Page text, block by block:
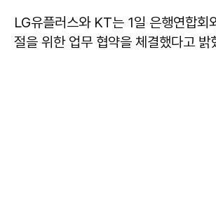
LG유플러스와 KT는 1일 은행연합회
절을 위한 업무 협약을 체결했다고 밝